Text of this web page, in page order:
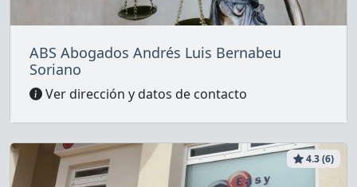
ABS Abogados Andrés Luis Bernabeu
Soriano
Ver dirección y datos de contacto
4.3 (6)